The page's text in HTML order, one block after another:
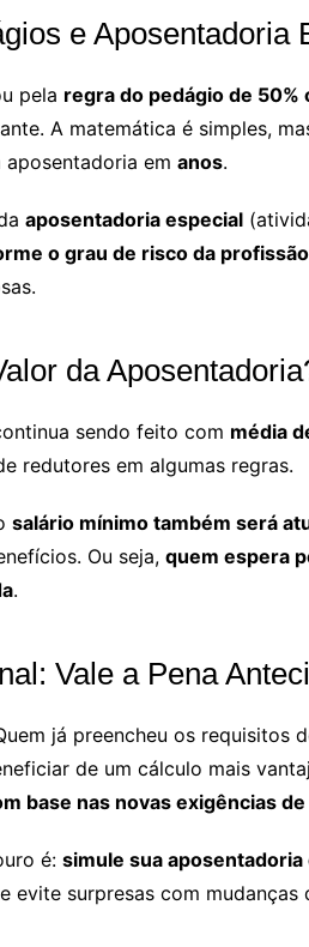
e Aposentadoria
pela regra do pedágio de 50%
A matemática é simples,
aposentadoria em anos.
aposentadoria especial
o grau de risco da profissão
da
sendo feito com média
redutores em algumas regras.
salário mínimo também será
Ou seja, quem espera
.
Vale a Pena
já preencheu os requisitos
de um cálculo mais
base nas novas exigências
é: simule sua
evite surpresas com mudanças